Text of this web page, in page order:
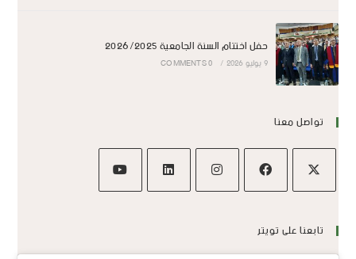
حفل اختتام السنة الجامعية 2026/2025
9 يوليو 2026 /
0 COMMENTS
تواصل معنا
تابعنا على تويتر